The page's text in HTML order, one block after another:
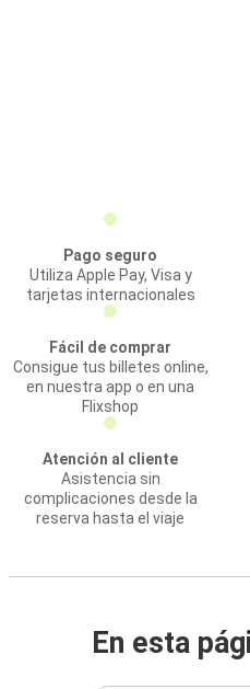
Pago seguro
Utiliza Apple Pay, Visa y
tarjetas internacionales
Fácil de comprar
Consigue tus billetes online,
en nuestra app o en una
Flixshop
Atención al cliente
Asistencia sin
complicaciones desde la
reserva hasta el viaje
En esta